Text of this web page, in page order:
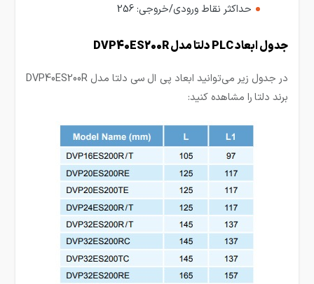
حداکثر نقاط ورودی/خروجی: 256
جدول ابعاد PLC دلتا مدل DVP40ES200R
در جدول زیر می‌توانید ابعاد پی ال سی دلتا مدل DVP40ES200R
برند دلتارا مشاهده کنید: